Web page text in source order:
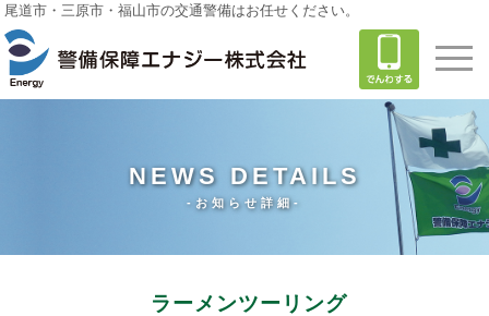
尾道市・三原市・福山市の交通警備はお任せください。
NEWS DETAILS
-お知らせ詳細-
ラーメンツーリング